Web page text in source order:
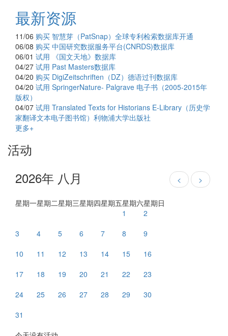
最新资源
11/06 购买 智慧芽（PatSnap）全球专利检索数据库开通
06/08 购买 中国研究数据服务平台(CNRDS)数据库
06/01 试用
《国文天地》数据库
04/27 试用 Past Masters数据库
04/20 购买 DigiZeitschriften（DZ）德语过刊数据库
04/20 试用 SpringerNature- Palgrave 电子书（2005-2015年
版权）
04/07 试用 Translated Texts for Historians E-Library（历史学
家翻译文本电子图书馆）利物浦大学出版社
更多+
活动
2026年 八月
< >
星期一星期二星期三星期四星期五星期六星期日
1
2
3
4 5 6 7 8
9
10
11 12 13 14 15
16
17
18 19 20 21 22
23
24
25 26 27 28 29
30
31